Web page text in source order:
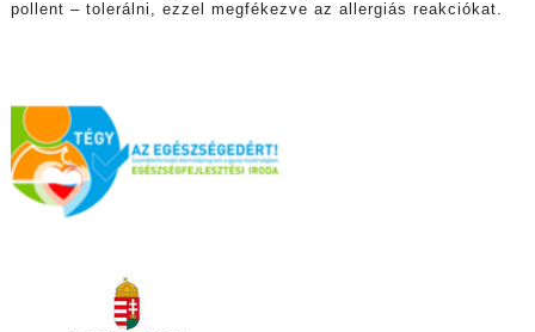
pollent – tolerálni, ezzel megfékezve az allergiás reakciókat.